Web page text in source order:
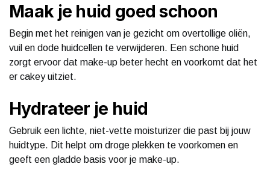
Maak je huid goed schoon
Begin met het reinigen van je gezicht om overtollige oliën,
vuil en dode huidcellen te verwijderen. Een schone huid
zorgt ervoor dat make-up beter hecht en voorkomt dat het
er cakey uitziet.
Hydrateer je huid
Gebruik een lichte, niet-vette moisturizer die past bij jouw
huidtype. Dit helpt om droge plekken te voorkomen en
geeft een gladde basis voor je make-up.